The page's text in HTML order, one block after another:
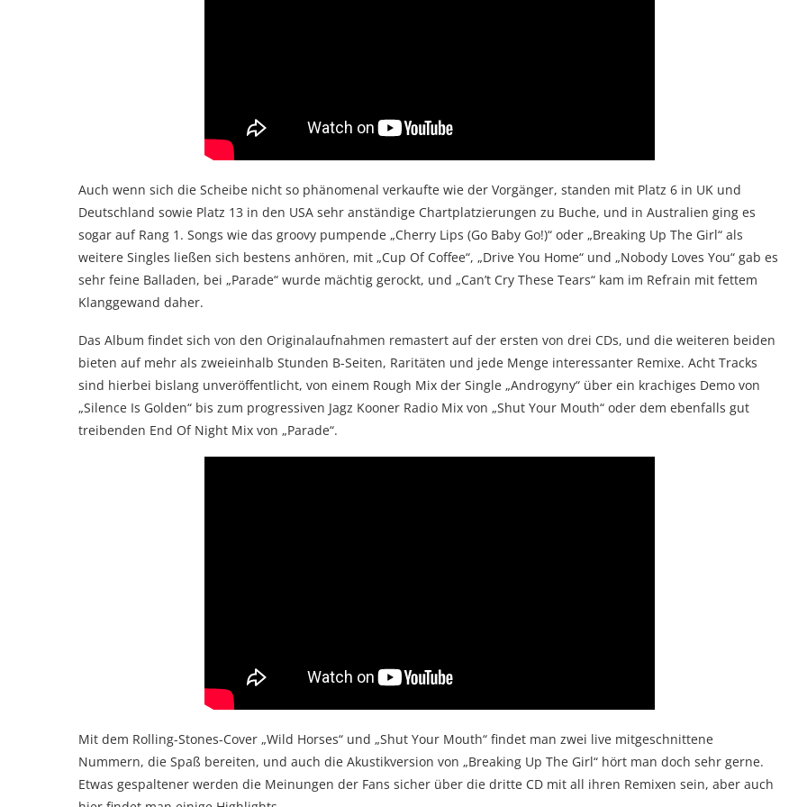
Auch wenn sich die Scheibe nicht so phänomenal verkaufte wie der Vorgänger, standen mit Platz 6 in UK und
Deutschland sowie Platz 13 in den USA sehr anständige Chartplatzierungen zu Buche, und in Australien ging es
sogar auf Rang 1. Songs wie das groovy pumpende „Cherry Lips (Go Baby Go!)“ oder „Breaking Up The Girl“ als
weitere Singles ließen sich bestens anhören, mit „Cup Of Coffee“, „Drive You Home“ und „Nobody Loves You“ gab es
sehr feine Balladen, bei „Parade“ wurde mächtig gerockt, und „Can’t Cry These Tears“ kam im Refrain mit fettem
Klanggewand daher.
Das Album findet sich von den Originalaufnahmen remastert auf der ersten von drei CDs, und die weiteren beiden
bieten auf mehr als zweieinhalb Stunden B-Seiten, Raritäten und jede Menge interessanter Remixe. Acht Tracks
sind hierbei bislang unveröffentlicht, von einem Rough Mix der Single „Androgyny“ über ein krachiges Demo von
„Silence Is Golden“ bis zum progressiven Jagz Kooner Radio Mix von „Shut Your Mouth“ oder dem ebenfalls gut
treibenden End Of Night Mix von „Parade“.
Mit dem Rolling-Stones-Cover „Wild Horses“ und „Shut Your Mouth“ findet man zwei live mitgeschnittene
Nummern, die Spaß bereiten, und auch die Akustikversion von „Breaking Up The Girl“ hört man doch sehr gerne.
Etwas gespaltener werden die Meinungen der Fans sicher über die dritte CD mit all ihren Remixen sein, aber auch